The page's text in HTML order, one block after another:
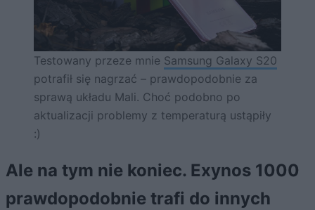
Testowany przeze mnie Samsung Galaxy S20
potrafił się nagrzać – prawdopodobnie za
sprawą układu Mali. Choć podobno po
aktualizacji problemy z temperaturą ustąpiły
:)
Ale na tym nie koniec. Exynos 1000
prawdopodobnie trafi do innych